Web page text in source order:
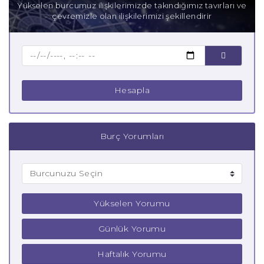
Baba Akrep Burcu
Yükselen burcumuz ilişkilerimizde takındığımız tavırları ve
çevremizle olan ilişkilerimizi şekillendirir
Hesapla
Burç Yorumları
Yükselen Yorumu
Günlük Yorumu
Haftalık Yorumu